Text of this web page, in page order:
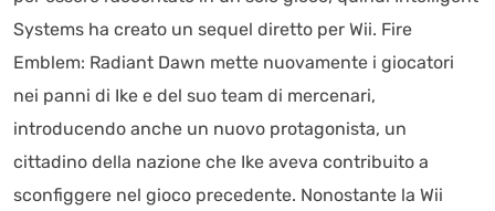
Systems ha creato un sequel diretto per Wii. Fire
Emblem: Radiant Dawn mette nuovamente i giocatori
nei panni di Ike e del suo team di mercenari,
introducendo anche un nuovo protagonista, un
cittadino della nazione che Ike aveva contribuito a
sconfiggere nel gioco precedente. Nonostante la Wii